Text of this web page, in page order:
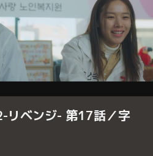
リベンジ- 第17話／字